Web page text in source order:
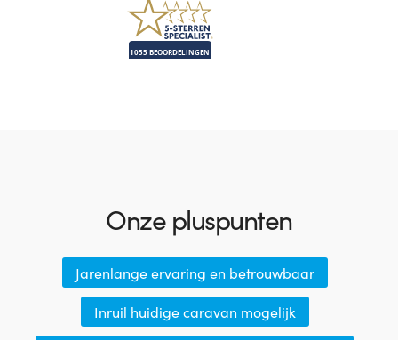
Onze pluspunten
Jarenlange ervaring en betrouwbaar
Inruil huidige caravan mogelijk